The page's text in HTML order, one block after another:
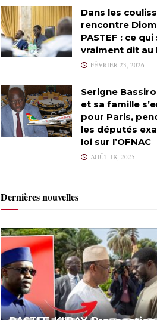
Dans les
rencontre
PASTEF : ce qui
vraiment dit au
FÉVRIER 23, 2026
Serigne
et sa famille
pour Paris,
les députés
loi sur l’OFNAC
AOÛT 18, 2025
Dernières nouvelles